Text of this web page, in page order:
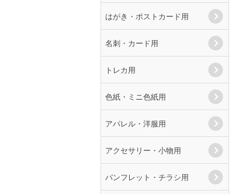
はがき・ポストカード用
名刺・カード用
トレカ用
色紙・ミニ色紙用
アパレル・洋服用
アクセサリー・小物用
パンフレット・チラシ用